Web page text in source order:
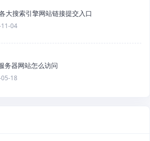
大搜索引擎网站链接提交入口
04
务器网站怎么访问
18